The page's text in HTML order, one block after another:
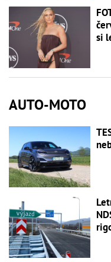
si
AUTO-MOTO